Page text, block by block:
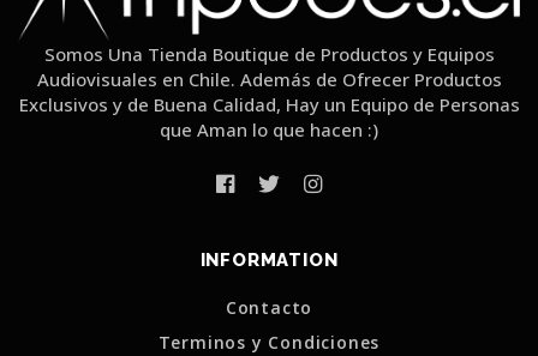
Somos Una Tienda Boutique de Productos y Equipos
Audiovisuales en Chile. Además de Ofrecer Productos
Exclusivos y de Buena Calidad, Hay un Equipo de Personas
que Aman lo que hacen :)
INFORMATION
Contacto
Terminos y Condiciones